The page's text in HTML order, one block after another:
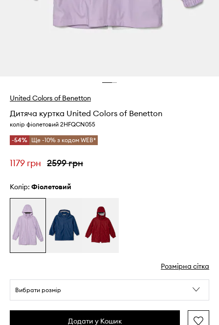
United Colors of Benetton
Дитяча куртка United Colors of Benetton
колір фіолетовий 2HFQCN055
-54% Ще -10% з кодом WEB*
1179 грн 2599 грн
Колір: фіолетовий
Розмірна сітка
Вибрати розмір
Додати у Кошик